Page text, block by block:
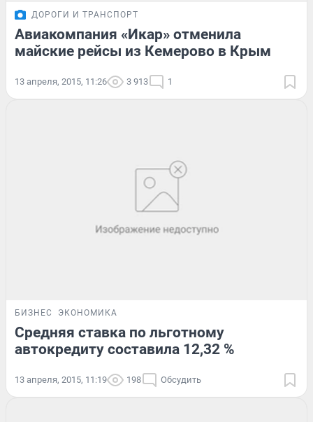
ДОРОГИ И ТРАНСПОРТ
Авиакомпания «Икар» отменила
майские рейсы из Кемерово в Крым
13 апреля, 2015, 11:26 3 913 1
БИЗНЕС ЭКОНОМИКА
Средняя ставка по льготному
автокредиту составила 12,32 %
13 апреля, 2015, 11:19 198 Обсудить